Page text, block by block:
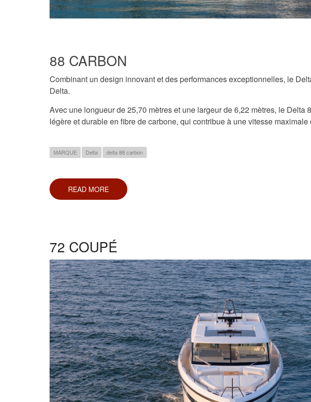
88 CARBON
Combinant un design innovant et des performances exceptionnelles, le
Delta.
Avec une longueur de 25,70 mètres et une largeur de 6,22 mètres, le
légère et durable en fibre de carbone, qui contribue à une vitesse
MARQUE Delta delta 88 carbon
READ MORE ABOUT
CARBON
72 COUPÉ